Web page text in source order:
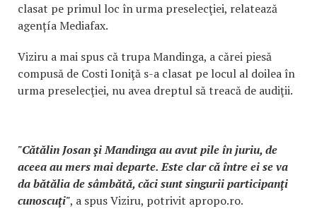
clasat pe primul loc în urma preselecţiei, relatează
agențía Mediafax.
Viziru a mai spus că trupa Mandinga, a cărei piesă
compusă de Costi Ioniţă s-a clasat pe locul al doilea în
urma preselecţiei, nu avea dreptul să treacă de audiţii.
"Cătălin Josan şi Mandinga au avut pile în juriu, de
aceea au mers mai departe. Este clar că între ei se va
da bătălia de sâmbătă, căci sunt singurii participanţi
cunoscuţi", a spus Viziru, potrivit apropo.ro.